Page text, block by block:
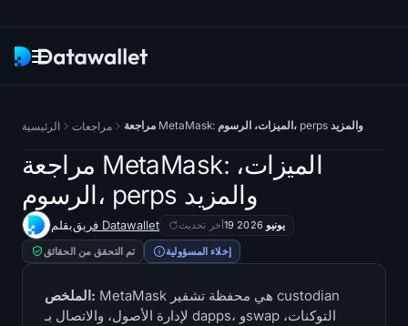
متعقبات ETF
Bitcoin ETFs
Ethereum ETFs
الرئيسية مراجعات مراجعة MetaMask: الميزات، الرسوم، perps والمزيد
مراجعة MetaMask: الميزات،
الرسوم، perps والمزيد
بقلم فريق Datawallet آخر تحديث 19 يونيو 2026
تم التحقق من الحقائق إخلاء المسؤولية
الملخص: MetaMask هي محفظة تشفير custodian
لإدارة الأصول، والاتصال بـ dapps، وswap التوكنات،